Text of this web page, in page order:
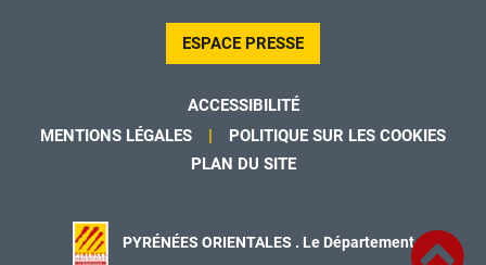
ESPACE PRESSE
ACCESSIBILITÉ
MENTIONS LÉGALES
POLITIQUE SUR LES COOKIES
PLAN DU SITE
PYRÉNÉES ORIENTALES . Le Département